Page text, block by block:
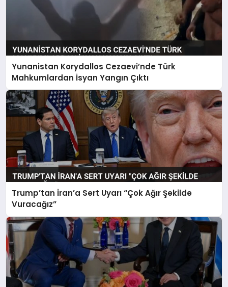
Yunanistan Korydallos Cezaevi’nde Türk
Mahkumlardan İsyan Yangın Çıktı
Trump’tan İran’a Sert Uyarı “Çok Ağır Şekilde
Vuracağız”